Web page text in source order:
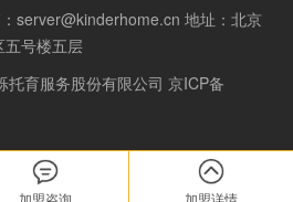
server@kinderhome.cn 地址：北京
五号楼五层
育服务股份有限公司 京ICP备
加盟咨询 加盟详情